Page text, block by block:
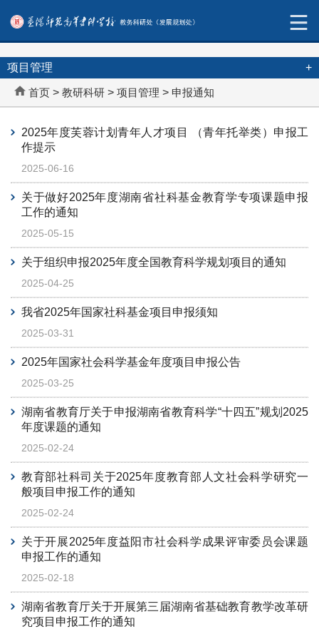
项目管理 +
首页 > 教研科研 > 项目管理 > 申报通知
2025年度芙蓉计划青年人才项目 （青年托举类）申报工
作提示
2025-06-16
关于做好2025年度湖南省社科基金教育学专项课题申报
工作的通知
2025-05-15
关于组织申报2025年度全国教育科学规划项目的通知
2025-04-25
我省2025年国家社科基金项目申报须知
2025-03-31
2025年国家社会科学基金年度项目申报公告
2025-03-25
湖南省教育厅关于申报湖南省教育科学“十四五”规划2025
年度课题的通知
2025-02-24
教育部社科司关于2025年度教育部人文社会科学研究一
般项目申报工作的通知
2025-02-24
关于开展2025年度益阳市社会科学成果评审委员会课题
申报工作的通知
2025-02-18
湖南省教育厅关于开展第三届湖南省基础教育教学改革研
究项目申报工作的通知